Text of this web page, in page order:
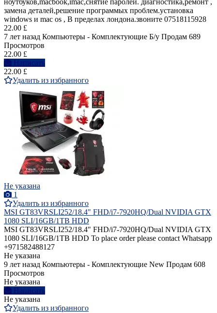
ноутбуков,macbook,imac,снятие паролей. диагностика,ремонт ,
замена деталей,решение программых проблем.установка
windows и mac os , В пределах лондона.звоните 07518115928
22.00 £
7 лет назад Компьютеры - Комплектующие Б/у Продам 689
Просмотров
22.00 £
Написать
22.00 £
Удалить из избранного
Не указана
1
Удалить из избранного
MSI GT83VRSLI252/18.4" FHD/i7-7920HQ/Dual NVIDIA GTX
1080 SLI/16GB/1TB HDD
MSI GT83VRSLI252/18.4" FHD/i7-7920HQ/Dual NVIDIA GTX
1080 SLI/16GB/1TB HDD To place order please contact Whatsapp
+971582488127
Не указана
9 лет назад Компьютеры - Комплектующие New Продам 608
Просмотров
Не указана
Написать
Не указана
Удалить из избранного